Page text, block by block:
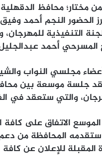
مختار؛ محافظ
الحضور النجم أحمد
التنفيذية
المسرحي أحمد
مجلسي النواب
جلسة موسعة بين
ستعقد في الفترة من 8 الي 15
الاتفاق على كافة
ستقدمه المحافظة من
للإعلان عن كافة